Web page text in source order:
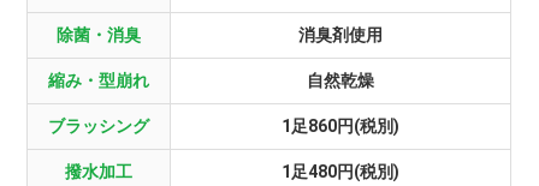
除菌・消臭 消臭剤使用
縮み・型崩れ 自然乾燥
ブラッシング 1足860円(税別)
撥水加工 1足480円(税別)